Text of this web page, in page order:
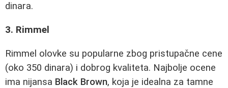
dinara.
3. Rimmel
Rimmel olovke su popularne zbog pristupačne cene
(oko 350 dinara) i dobrog kvaliteta. Najbolje ocene
ima nijansa Black Brown, koja je idealna za tamne